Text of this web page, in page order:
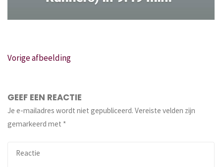
Vorige afbeelding
GEEF EEN REACTIE
Je e-mailadres wordt niet gepubliceerd. Vereiste velden zijn
gemarkeerd met *